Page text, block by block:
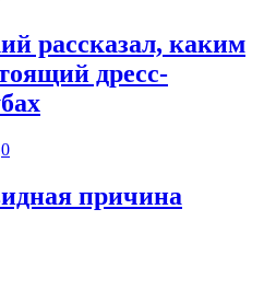
рассказал, каким
дресс-
0
причина